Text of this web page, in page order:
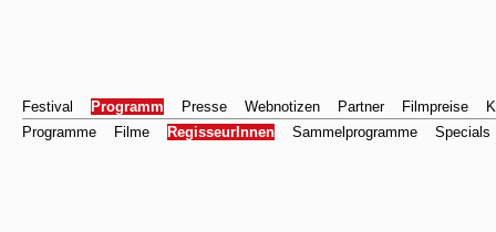
Festival Programm Presse Webnotizen Partner Filmpreise
Programme
Filme RegisseurInnen Sammelprogramme Specials